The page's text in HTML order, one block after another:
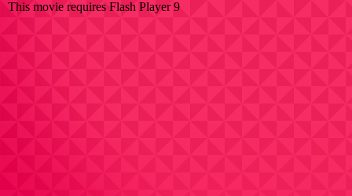
This movie requires Flash Player 9